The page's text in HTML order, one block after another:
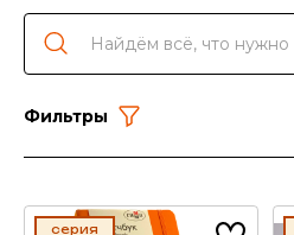
Фильтры
серия